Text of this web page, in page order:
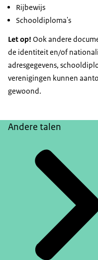
Rijbewijs
Schooldiploma's
Let op! Ook andere
de identiteit en/of
adresgegevens,
verenigingen kunnen
gewoond.
Andere talen